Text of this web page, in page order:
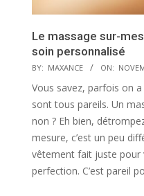
Le massage sur-
soin personnalisé
BY: MAXANCE ON:
Vous savez, parfois on
sont tous pareils. Un
non ? Eh bien,
mesure, c’est un peu
vêtement fait juste pour
perfection. C’est pareil